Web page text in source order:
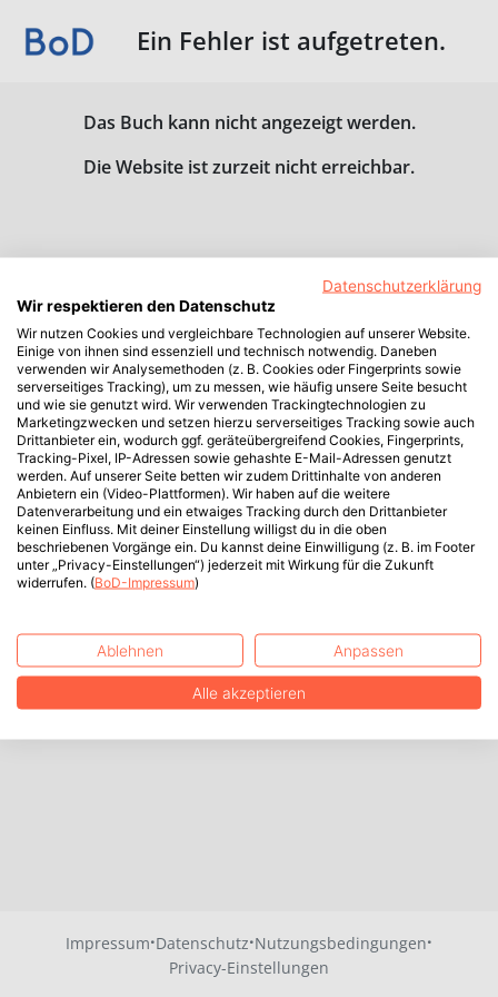
Ein Fehler ist aufgetreten.
Das Buch kann nicht angezeigt werden.
Die Website ist zurzeit nicht erreichbar.
Impressum·Datenschutz·Nutzungsbedingungen·
Privacy-Einstellungen
Datenschutzerklärung
Wir respektieren den Datenschutz
Wir nutzen Cookies und vergleichbare Technologien auf unserer Website.
Einige von ihnen sind essenziell und technisch notwendig. Daneben
verwenden wir Analysemethoden (z. B. Cookies oder Fingerprints sowie
serverseitiges Tracking), um zu messen, wie häufig unsere Seite besucht
und wie sie genutzt wird. Wir verwenden Trackingtechnologien zu
Marketingzwecken und setzen hierzu serverseitiges Tracking sowie auch
Drittanbieter ein, wodurch ggf. geräteübergreifend Cookies, Fingerprints,
Tracking-Pixel, IP-Adressen sowie gehashte E-Mail-Adressen genutzt
werden. Auf unserer Seite betten wir zudem Drittinhalte von anderen
Anbietern ein (Video-Plattformen). Wir haben auf die weitere
Datenverarbeitung und ein etwaiges Tracking durch den Drittanbieter
keinen Einfluss. Mit deiner Einstellung willigst du in die oben
beschriebenen Vorgänge ein. Du kannst deine Einwilligung (z. B. im Footer
unter „Privacy-Einstellungen“) jederzeit mit Wirkung für die Zukunft
widerrufen. (BoD-Impressum)
Ablehnen Anpassen
Alle akzeptieren